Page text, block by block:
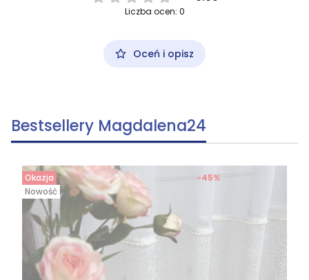
Liczba ocen: 0
Oceń i opisz
Bestsellery Magdalena24
Okazja
Nowość
-45%